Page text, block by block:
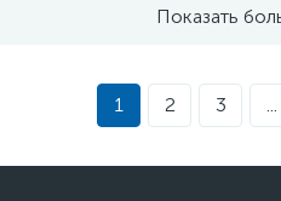
Показать
1 2 3 ...